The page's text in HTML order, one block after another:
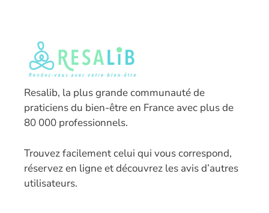
Resalib, la plus grande communauté de
praticiens du bien-être en France avec plus de
80 000 professionnels.
Trouvez facilement celui qui vous correspond,
réservez en ligne et découvrez les avis d’autres
utilisateurs.